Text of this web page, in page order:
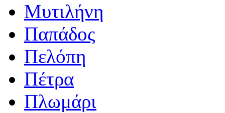
Μυτιλήνη
Παπάδος
Πελόπη
Πέτρα
Πλωμάρι